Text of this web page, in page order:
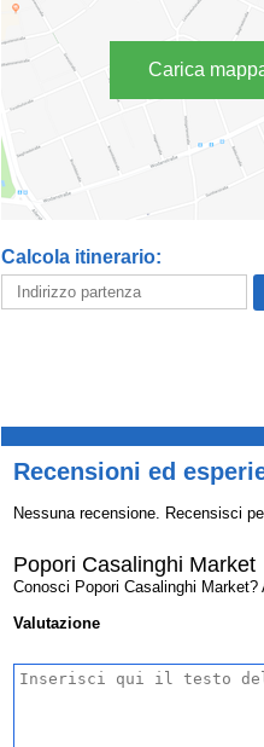
Carica
Calcola itinerario:
Recensioni ed
Nessuna recensione. Recensisci
Popori Casalinghi Market
Conosci Popori Casalinghi
Valutazione